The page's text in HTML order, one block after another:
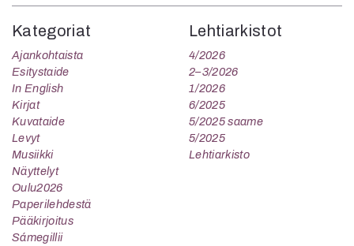
Kategoriat
Ajankohtaista
Esitystaide
In English
Kirjat
Kuvataide
Levyt
Musiikki
Näyttelyt
Oulu2026
Paperilehdestä
Pääkirjoitus
Sámegillii
Lehtiarkistot
4/2026
2–3/2026
1/2026
6/2025
5/2025 saame
5/2025
Lehtiarkisto